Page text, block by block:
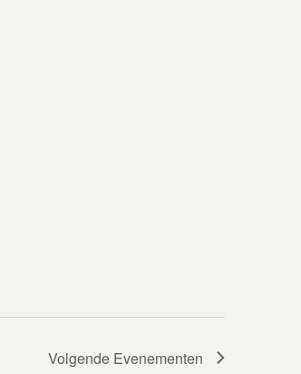
Volgende Evenementen